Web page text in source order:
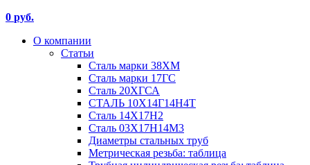
0 руб.
О компании
Статьи
Сталь марки 38ХМ
Сталь марки 17ГС
Сталь 20ХГСА
СТАЛЬ 10Х14Г14Н4Т
Сталь 14Х17Н2
Сталь 03Х17Н14М3
Диаметры стальных труб
Метрическая резьба: таблица